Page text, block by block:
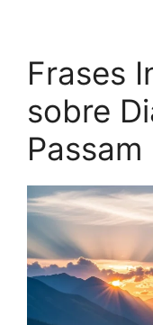
Frases
sobre
Passam